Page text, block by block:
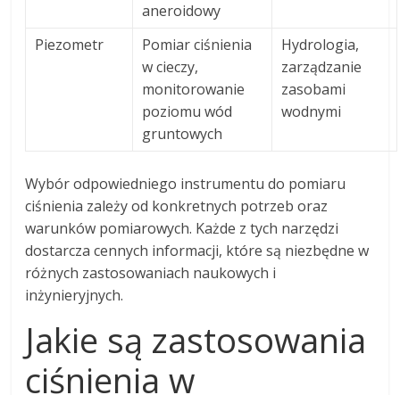
aneroidowy
Piezometr
Pomiar ciśnienia
w cieczy,
monitorowanie
poziomu wód
gruntowych
Hydrologia,
zarządzanie
zasobami
wodnymi
Wybór odpowiedniego instrumentu do pomiaru
ciśnienia zależy od konkretnych potrzeb oraz
warunków pomiarowych. Każde z tych narzędzi
dostarcza cennych informacji, które są niezbędne w
różnych zastosowaniach naukowych i
inżynieryjnych.
Jakie są zastosowania
ciśnienia w